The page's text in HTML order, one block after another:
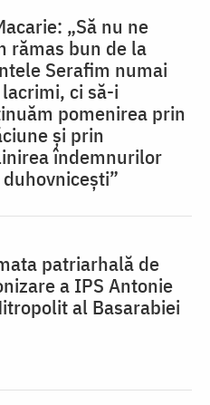
„Să nu ne
rămas bun de la
Serafim numai
ci să-i
pomenirea prin
și prin
îndemnurilor
patriarhală de
a IPS Antonie
al Basarabiei